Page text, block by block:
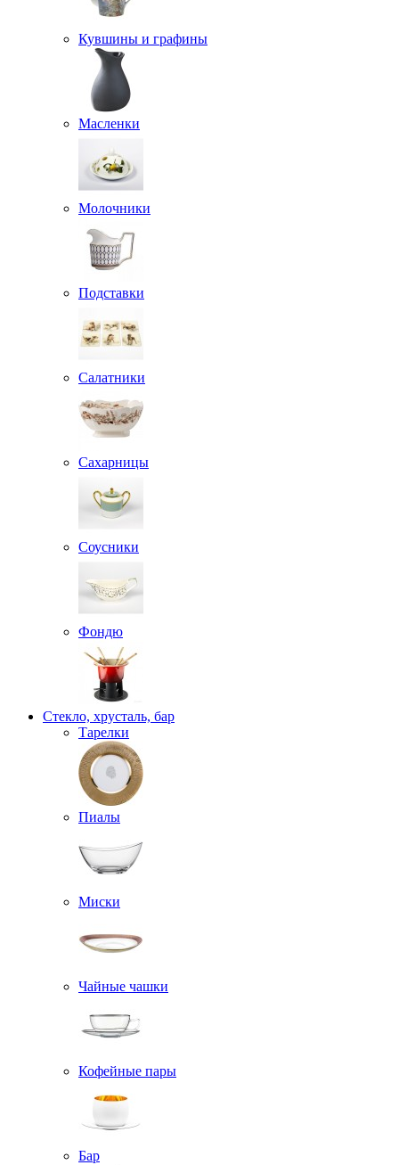
Кувшины и графины
Масленки
Молочники
Подставки
Салатники
Сахарницы
Соусники
Фондю
Стекло, хрусталь, бар
Тарелки
Пиалы
Миски
Чайные чашки
Кофейные пары
Бар